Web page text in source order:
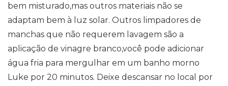
bem misturado,mas outros materiais não se
adaptam bem à luz solar. Outros limpadores de
manchas que não requerem lavagem são a
aplicação de vinagre branco,você pode adicionar
água fria para mergulhar em um banho morno
Luke por 20 minutos. Deixe descansar no local por